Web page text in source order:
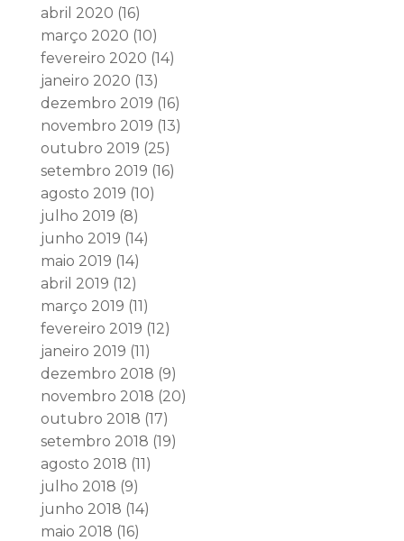
abril 2020 (16)
março 2020 (10)
fevereiro 2020 (14)
janeiro 2020 (13)
dezembro 2019 (16)
novembro 2019 (13)
outubro 2019 (25)
setembro 2019 (16)
agosto 2019 (10)
julho 2019 (8)
junho 2019 (14)
maio 2019 (14)
abril 2019 (12)
março 2019 (11)
fevereiro 2019 (12)
janeiro 2019 (11)
dezembro 2018 (9)
novembro 2018 (20)
outubro 2018 (17)
setembro 2018 (19)
agosto 2018 (11)
julho 2018 (9)
junho 2018 (14)
maio 2018 (16)